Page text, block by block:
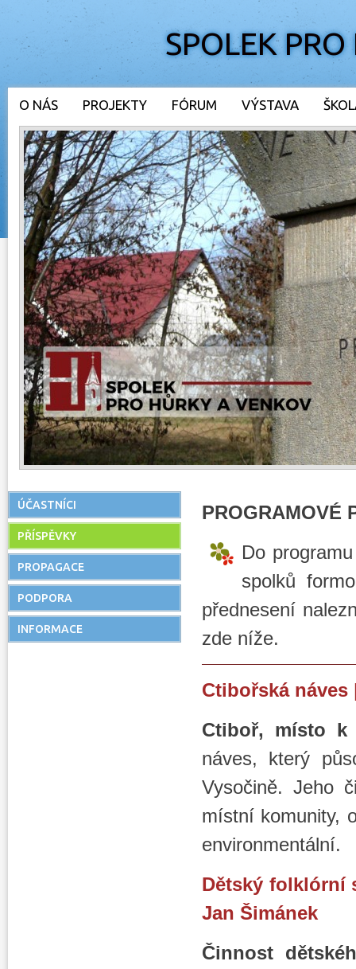
SPOLEK
O NÁS PROJEKTY FÓRUM VÝSTAVA
PROGRAMOVÉ
Do
spolků
přednesení
zde níže.
Ctibořská náves
Ctiboř, místo
náves, který
Vysočině. Jeho
místní komunity,
environmentální.
Dětský folklórní
Jan Šimánek
Činnost
ÚČASTNÍCI
PŘÍSPĚVKY
PROPAGACE
PODPORA
INFORMACE